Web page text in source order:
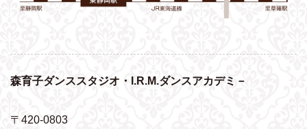
森育子ダンススタジオ・I.R.M.ダンスアカデミ－
〒420-0803